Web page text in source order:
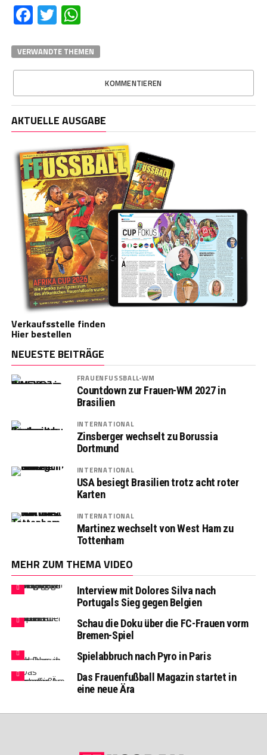
Facebook
TwitterWhatsApp
VERWANDTE THEMEN
KOMMENTIEREN
AKTUELLE AUSGABE
Verkaufsstelle finden
Hier bestellen
NEUESTE BEITRÄGE
FRAUENFUSSBALL-WM
Countdown zur Frauen-WM 2027 in
Brasilien
INTERNATIONAL
Zinsberger wechselt zu Borussia
Dortmund
INTERNATIONAL
USA besiegt Brasilien trotz acht roter
Karten
INTERNATIONAL
Martinez wechselt von West Ham zu
Tottenham
MEHR ZUM THEMA VIDEO
Interview mit Dolores Silva nach
Portugals Sieg gegen Belgien
Schau die Doku über die FC-Frauen vorm
Bremen-Spiel
Spielabbruch nach Pyro in Paris
Das Frauenfußball Magazin startet in
eine neue Ära